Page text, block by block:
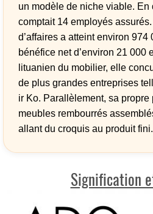
un modèle de niche viable. En
comptait 14 employés
d’affaires a atteint environ 974
bénéfice net d’environ 21 000
lituanien du mobilier, elle
de plus grandes entreprises
ir Ko. Parallèlement, sa
meubles rembourrés
allant du croquis au produit fini.
Signification